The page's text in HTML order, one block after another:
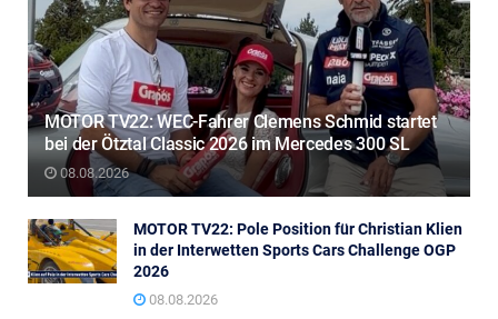
MOTOR TV22: WEC-Fahrer Clemens Schmid startet
bei der Ötztal Classic 2026 im Mercedes 300 SL
08.08.2026
MOTOR TV22: Pole Position für Christian Klien
in der Interwetten Sports Cars Challenge OGP
2026
08.08.2026